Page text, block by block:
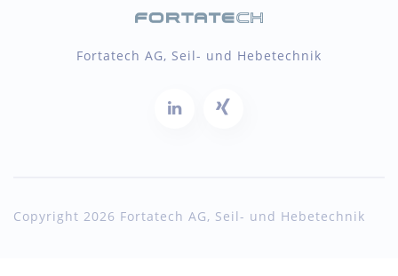
Fortatech AG, Seil- und Hebetechnik
Copyright 2026 Fortatech AG, Seil- und Hebetechnik